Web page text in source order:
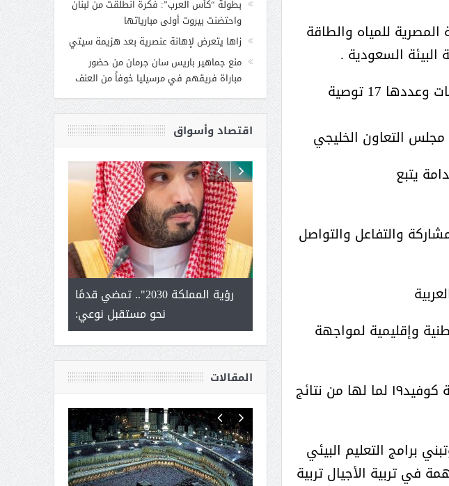
للمياه والطاقة
السعودية .
بعد ذلك قدّمت الدكتورة ماجدة أبو رأس رئيس المنتدى مجموعة من التوصيات وعددها 17 توصية
يتبع
والتفاعل والتواصل
وإقليمية لمواجهة
٦- إدراج استمرارية العمل الخيري بالخطط الإفتراضية للجمعيات فيما بعد أزمة كوفيد١٩ لما لها من نتائج
برامج التعليم البيئي
في تربية الأجيال تربية
بطولة “كأس العرب”: فكرة انطلقت من لبنان
واحتضنت بيروت أولى مبارياتها
زاها يتعرض لإهانة عنصرية بعد هزيمة سيتي
منع جماهير باريس سان جرمان من حضور
مباراة فريقهم في مرسيليا خوفاً من العنف
اقتصاد وأسواق
الشيخ
يحصل على
رؤية المملكة 2030".. تمضي قدمًا
نحو مستقبل نوعي:
المؤشرات الجغرافية للتمور ورشة
عمل ينظمها موسم عنيزة
المقالات